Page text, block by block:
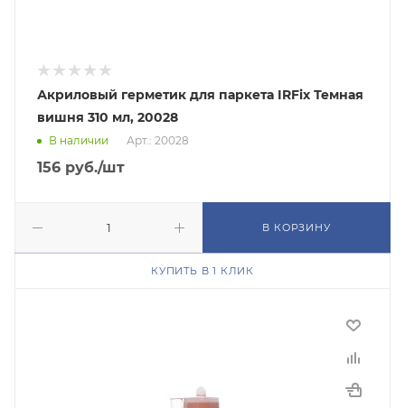
Акриловый герметик для паркета IRFix Темная
вишня 310 мл, 20028
В наличии Арт.: 20028
156 руб./шт
В КОРЗИНУ
КУПИТЬ В 1 КЛИК